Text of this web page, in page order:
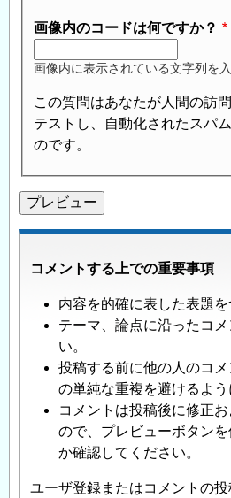
画像内のコードは何ですか？
画像内に表示されている文字列を
この質問はあなたが人間の訪
テストし、自動化されたスパ
のです。
コメントする上での重要事項
内容を的確に表した表題を
テーマ、論点に沿ったコ
い。
投稿する前に他の人のコ
の単純な重複を避けるよう
コメントは投稿後に修正
ので、プレビューボタン
か確認してください。
ユーザ登録またはコメントの